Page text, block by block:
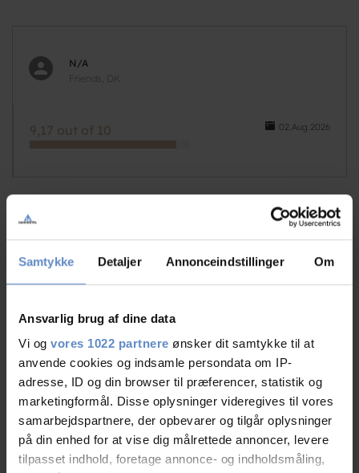
Samtykke Detaljer Annonceindstillinger Om
Ansvarlig brug af dine data
Vi og vores 1022 partnere ønsker dit samtykke til at
anvende cookies og indsamle persondata om IP-
adresse, ID og din browser til præferencer, statistik og
marketingformål. Disse oplysninger videregives til vores
samarbejdspartnere, der opbevarer og tilgår oplysninger
på din enhed for at vise dig målrettede annoncer, levere
tilpasset indhold, foretage annonce- og indholdsmåling,
N/A
Friends, DK
02.Aug.2026
9,17 out of 10
gitte
Couple, DK
Jette
Friends, DK